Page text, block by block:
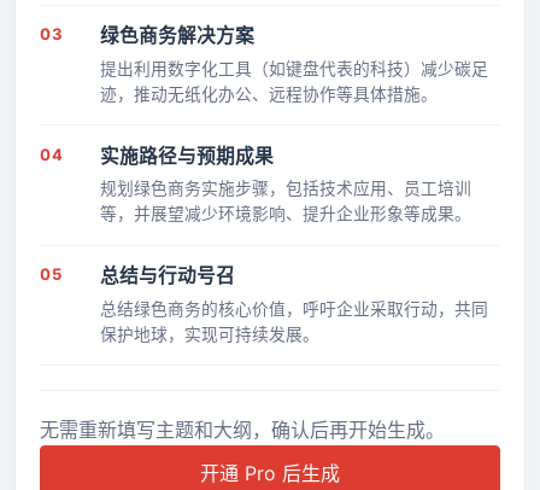
03 绿色商务解决方案
提出利用数字化工具（如键盘代表的科技）减少碳足
迹，推动无纸化办公、远程协作等具体措施。
04 实施路径与预期成果
规划绿色商务实施步骤，包括技术应用、员工培训
等，并展望减少环境影响、提升企业形象等成果。
05 总结与行动号召
总结绿色商务的核心价值，呼吁企业采取行动，共同
保护地球，实现可持续发展。
无需重新填写主题和大纲，确认后再开始生成。
开通 Pro 后生成